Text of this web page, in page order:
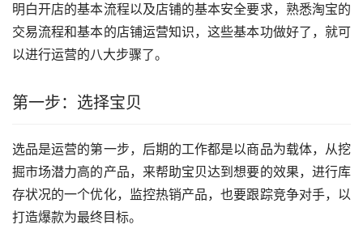
明白开店的基本流程以及店铺的基本安全要求，熟悉淘宝的
交易流程和基本的店铺运营知识，这些基本功做好了，就可
以进行运营的八大步骤了。
第一步：选择宝贝
选品是运营的第一步，后期的工作都是以商品为载体，从挖
掘市场潜力高的产品，来帮助宝贝达到想要的效果，进行库
存状况的一个优化，监控热销产品，也要跟踪竞争对手，以
打造爆款为最终目标。